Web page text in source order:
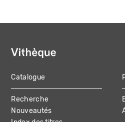
MAIN
NAVIGATION
Catalogue
Recherche
Nouveautés